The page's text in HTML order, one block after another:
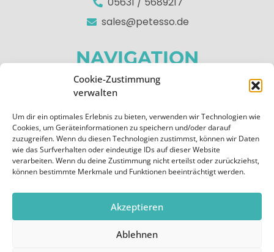
Cookie-Zustimmung
verwalten
Um dir ein optimales Erlebnis zu bieten, verwenden wir Technologien wie
Cookies, um Geräteinformationen zu speichern und/oder darauf
zuzugreifen. Wenn du diesen Technologien zustimmst, können wir Daten
wie das Surfverhalten oder eindeutige IDs auf dieser Website
verarbeiten. Wenn du deine Zustimmung nicht erteilst oder zurückziehst,
können bestimmte Merkmale und Funktionen beeinträchtigt werden.
Akzeptieren
Ablehnen
sales@petesso.de
NAVIGATION
Home
Apps
Kontakt
RECHTLICHES
Impressum